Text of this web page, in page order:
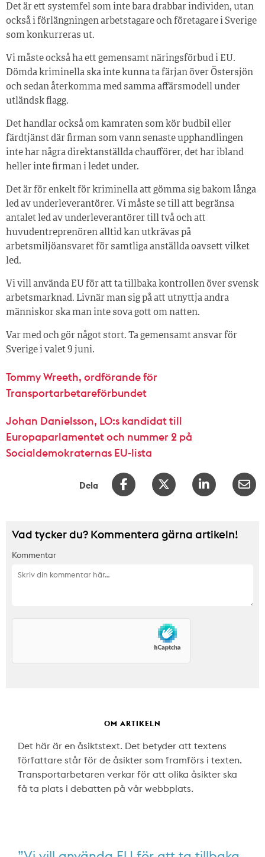
Det är ett systemfel som inte bara drabbar individen, utan
också i förlängningen arbetstagare och företagare i Sverige
som konkurreras ut.
Vi måste också ha ett gemensamt näringsförbud i EU.
Dömda kriminella ska inte kunna ta färjan över Östersjön
och sedan återkomma med samma affärsmodell under
utländsk flagg.
Det handlar också om kamraten som kör budbil eller
färdtjänst där firman som vann senaste upphandlingen
inte har några direktanställda chaufförer, det har ibland
heller inte firman i ledet under.
Det är för enkelt för kriminella att gömma sig bakom långa
led av underleverantörer. Vi måste se till att begränsa
antalet led av underleverantörer till två och att
huvudentreprenören alltid kan utkrävas på
arbetsmiljöansvaret för samtliga anställda oavsett vilket
led.
Vi vill använda EU för att ta tillbaka kontrollen över svensk
arbetsmarknad. Livnär man sig på att utnyttja andra
människor ska man inte sova gott om natten.
Var med och gör något stort. Ta gemensamt ansvar för
Sverige i valet 9 juni.
Tommy Wreeth, ordförande för
Transportarbetareförbundet
Johan Danielsson, LO:s kandidat till
Europaparlamentet och nummer 2 på
Socialdemokraternas EU-lista
Dela
Vad tycker du? Kommentera gärna artikeln!
Kommentar
OM ARTIKELN
Det här är en åsiktstext. Det betyder att textens
författare står för de åsikter som framförs i texten.
Transportarbetaren verkar för att olika åsikter ska
få ta plats i debatten på vår webbplats.